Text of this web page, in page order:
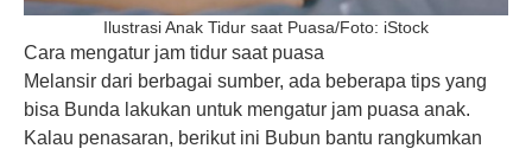
Ilustrasi Anak Tidur saat Puasa/Foto: iStock
Cara mengatur jam tidur saat puasa
Melansir dari berbagai sumber, ada beberapa tips yang
bisa Bunda lakukan untuk mengatur jam puasa anak.
Kalau penasaran, berikut ini Bubun bantu rangkumkan